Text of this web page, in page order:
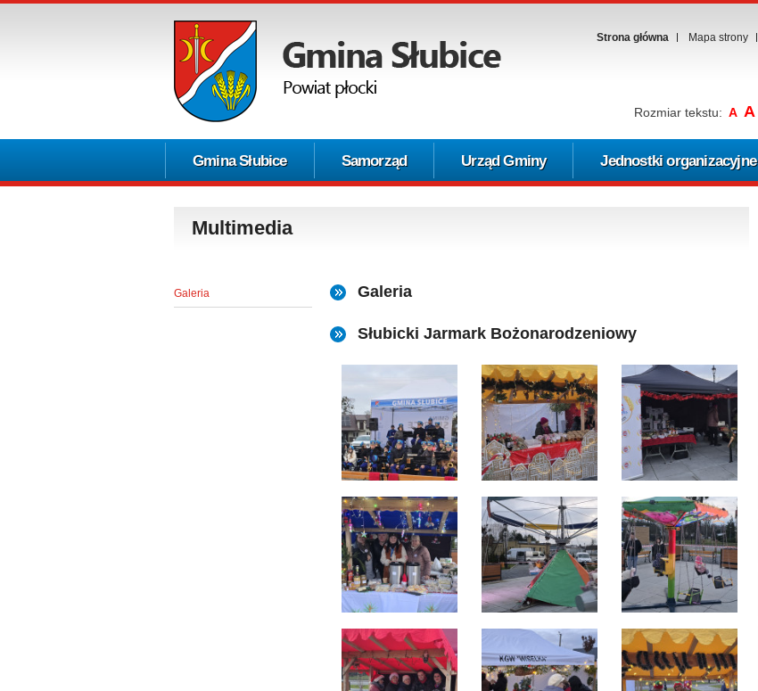
Strona główna Mapa strony
Rozmiar tekstu: A A
Gmina Słubice Samorząd Urząd Gminy Jednostki organizacyjne
Multimedia
Galeria Galeria
Słubicki Jarmark Bożonarodzeniowy